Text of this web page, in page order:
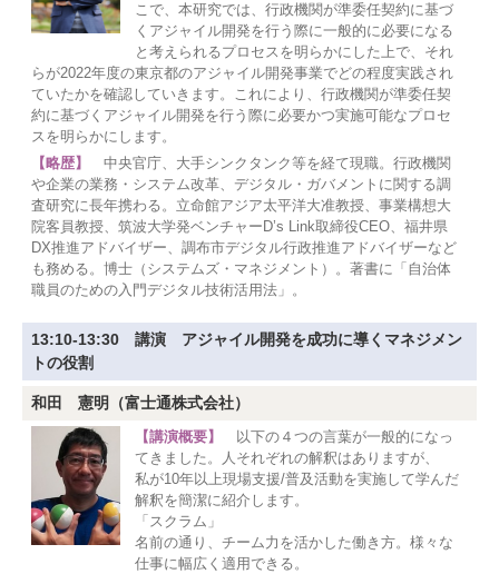
こで、本研究では、行政機関が準委任契約に基づ
くアジャイル開発を行う際に一般的に必要になる
と考えられるプロセスを明らかにした上で、それ
らが2022年度の東京都のアジャイル開発事業でどの程度実践され
ていたかを確認していきます。これにより、行政機関が準委任契
約に基づくアジャイル開発を行う際に必要かつ実施可能なプロセ
スを明らかにします。
【略歴】
中央官庁、大手シンクタンク等を経て現職。行政機関
や企業の業務・システム改革、デジタル・ガバメントに関する調
査研究に長年携わる。立命館アジア太平洋大准教授、事業構想大
院客員教授、筑波大学発ベンチャーD’s Link取締役CEO、福井県
DX推進アドバイザー、調布市デジタル行政推進アドバイザーなど
も務める。博士（システムズ・マネジメント）。著書に「自治体
職員のための入門デジタル技術活用法」。
13:10-13:30 講演 アジャイル開発を成功に導くマネジメン
トの役割
和田 憲明（富士通株式会社）
【講演概要】
以下の４つの言葉が一般的になっ
てきました。人それぞれの解釈はありますが、
私が10年以上現場支援/普及活動を実施して学んだ
解釈を簡潔に紹介します。
「スクラム」
名前の通り、チーム力を活かした働き方。様々な
仕事に幅広く適用できる。